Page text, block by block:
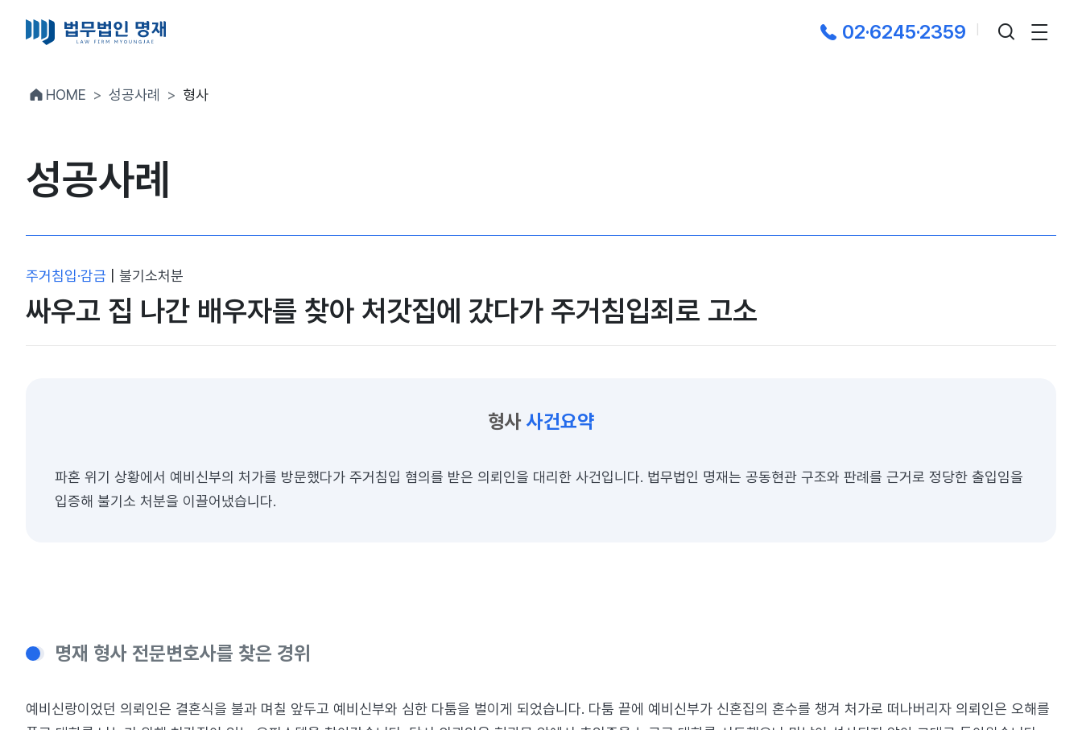
02·6245·2359
HOME 성공사례 형사
성공사례
주거침입·감금 불기소처분
싸우고 집 나간 배우자를 찾아 처갓집에 갔다가 주거침입죄로 고소
형사 사건요약
파혼 위기 상황에서 예비신부의 처가를 방문했다가 주거침입 혐의를 받은 의뢰인을 대리한 사건입니다. 법무법인 명재는 공동현관 구조와 판례를 근거로 정당한 출입임을
입증해 불기소 처분을 이끌어냈습니다.
명재 형사 전문변호사를 찾은 경위
예비신랑이었던 의뢰인은 결혼식을 불과 며칠 앞두고 예비신부와 심한 다툼을 벌이게 되었습니다. 다툼 끝에 예비신부가 신혼집의 혼수를 챙겨 처가로 떠나버리자 의뢰인은 오해를